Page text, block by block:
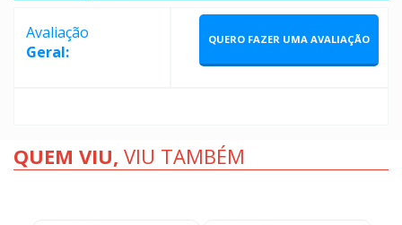
Avaliação
Geral:
QUERO FAZER UMA AVALIAÇÃO
QUEM VIU, VIU TAMBÉM